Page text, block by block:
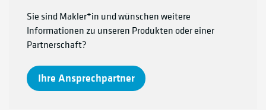
Sie sind Makler*in und wünschen weitere
Informationen zu unseren Produkten oder einer
Partnerschaft?
Ihre Ansprechpartner